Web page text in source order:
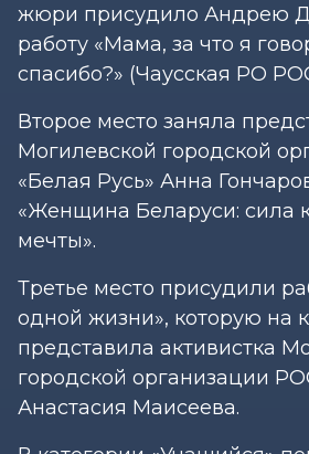
жюри присудило Андрею
работу «Мама, за что я
спасибо?» (Чаусская РО
Второе место заняла
Могилевской городской
«Белая Русь» Анна
«Женщина Беларуси: сила
мечты».
Третье место присудили
одной жизни», которую на
представила активистка
городской организации
Анастасия Маисеева.